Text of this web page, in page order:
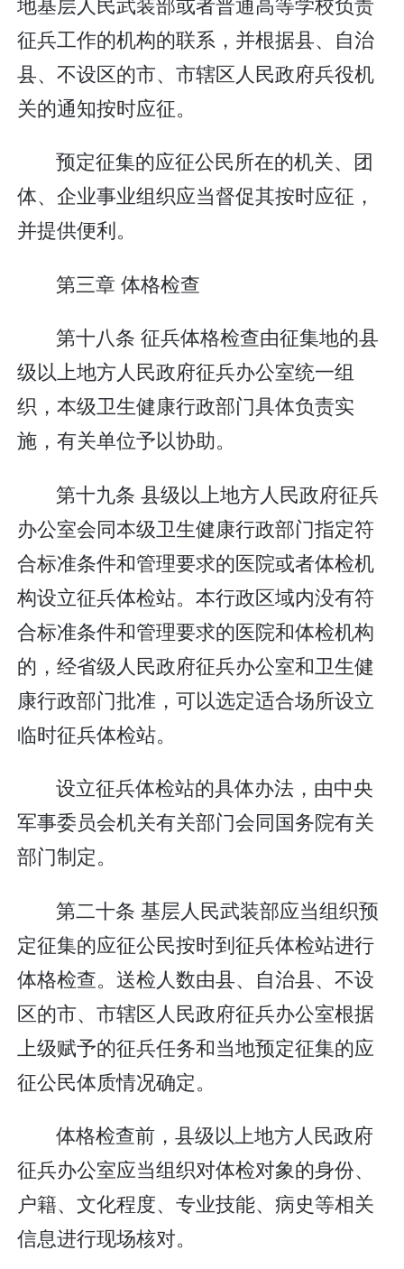
征兵工作的机构的联系，并根据县、自治
县、不设区的市、市辖区人民政府兵役机
关的通知按时应征。
预定征集的应征公民所在的机关、团
体、企业事业组织应当督促其按时应征，
并提供便利。
第三章 体格检查
第十八条 征兵体格检查由征集地的县
级以上地方人民政府征兵办公室统一组
织，本级卫生健康行政部门具体负责实
施，有关单位予以协助。
第十九条 县级以上地方人民政府征兵
办公室会同本级卫生健康行政部门指定符
合标准条件和管理要求的医院或者体检机
构设立征兵体检站。本行政区域内没有符
合标准条件和管理要求的医院和体检机构
的，经省级人民政府征兵办公室和卫生健
康行政部门批准，可以选定适合场所设立
临时征兵体检站。
设立征兵体检站的具体办法，由中央
军事委员会机关有关部门会同国务院有关
部门制定。
第二十条 基层人民武装部应当组织预
定征集的应征公民按时到征兵体检站进行
体格检查。送检人数由县、自治县、不设
区的市、市辖区人民政府征兵办公室根据
上级赋予的征兵任务和当地预定征集的应
征公民体质情况确定。
体格检查前，县级以上地方人民政府
征兵办公室应当组织对体检对象的身份、
户籍、文化程度、专业技能、病史等相关
信息进行现场核对。